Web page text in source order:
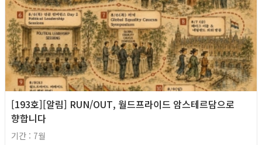
[193호][알림] RUN/OUT, 월드프라이드 암스테르담으로
향합니다
기간 : 7월